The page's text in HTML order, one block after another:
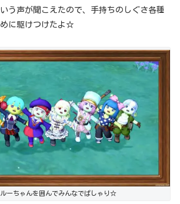
いう声が聞こえたので、手持ちのしぐさ各種
に駆けつけたよ☆
ーちゃんを囲んでみんなでぱしゃり☆